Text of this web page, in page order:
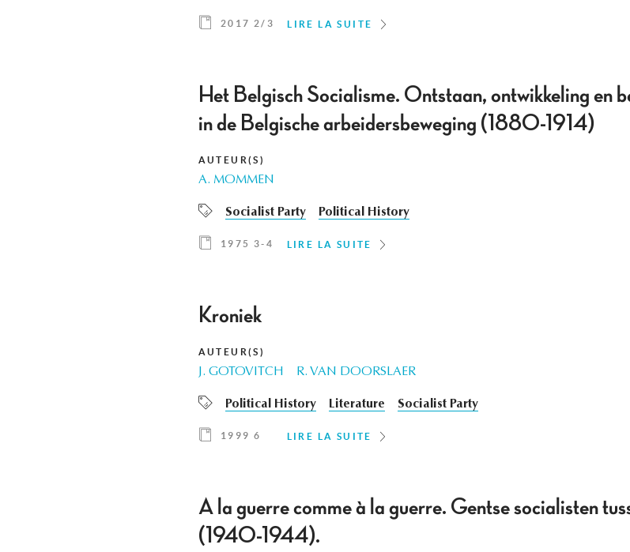
2017 2/3 LIRE LA SUITE
Het Belgisch Socialisme. Ontstaan, ontwikkeling en
in de Belgische arbeidersbeweging (1880-1914)
AUTEUR(S)
A. MOMMEN
Socialist Party Political History
1975 3-4 LIRE LA SUITE
Kroniek
AUTEUR(S)
J. GOTOVITCH R. VAN DOORSLAER
Political History Literature Socialist Party
1999 6 LIRE LA SUITE
A la guerre comme à la guerre. Gentse socialisten
(1940-1944).